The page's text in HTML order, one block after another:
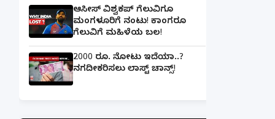
ಆಸೀಸ್ ವಿಶ್ವಕಪ್ ಗೆಲುವಿಗೂ
ಮಂಗಳೂರಿಗೆ ನಂಟು! ಕಾಂಗರೂ
ಗೆಲುವಿಗೆ ಮಹಿಳೆಯ ಬಲ!
2000 ರೂ. ನೋಟು ಇದೆಯಾ..?
ನಗದೀಕರಿಸಲು ಲಾಸ್ಟ್‌ ಚಾನ್ಸ್‌!